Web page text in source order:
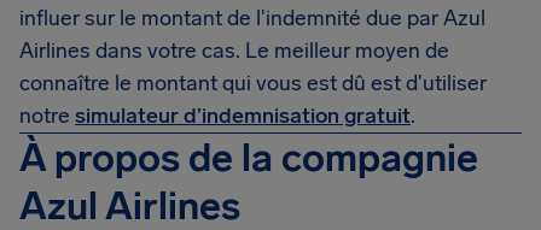
influer sur le montant de l'indemnité due par Azul
Airlines dans votre cas. Le meilleur moyen de
connaître le montant qui vous est dû est d'utiliser
notre simulateur d’indemnisation gratuit.
À propos de la compagnie
Azul Airlines